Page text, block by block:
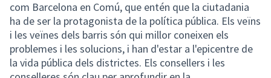
com Barcelona en Comú, que entén que la ciutadania
ha de ser la protagonista de la política pública. Els veïns
i les veïnes dels barris són qui millor coneixen els
problemes i les solucions, i han d'estar a l'epicentre de
la vida pública dels districtes. Els consellers i les